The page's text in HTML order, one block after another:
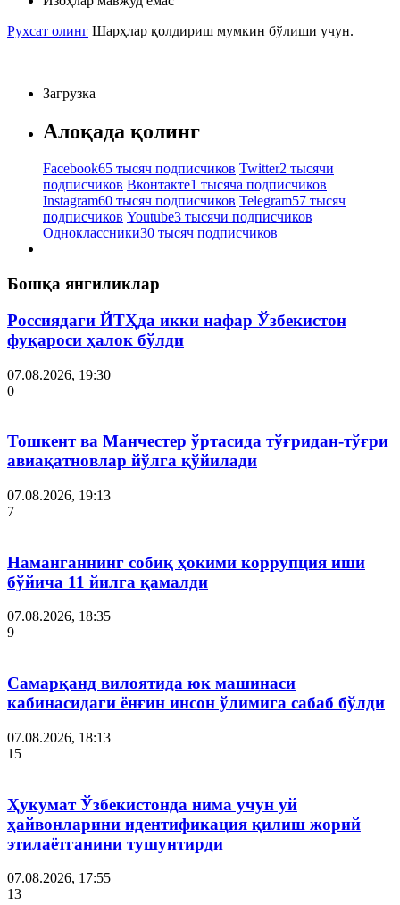
Рухсат олинг Шарҳлар қолдириш мумкин бўлиши учун.
Загрузка
Алоқада қолинг
Facebook65 тысяч подписчиков Twitter2 тысячи
подписчиков Вконтакте1 тысяча подписчиков
Instagram60 тысяч подписчиков Telegram57 тысяч
подписчиков Youtube3 тысячи подписчиков
Одноклассники30 тысяч подписчиков
Бошқа янгиликлар
Россиядаги ЙТҲда икки нафар Ўзбекистон
фуқароси ҳалок бўлди
07.08.2026, 19:30
0
Тошкент ва Манчестер ўртасида тўғридан-тўғри
авиақатновлар йўлга қўйилади
07.08.2026, 19:13
7
Наманганнинг собиқ ҳокими коррупция иши
бўйича 11 йилга қамалди
07.08.2026, 18:35
9
Самарқанд вилоятида юк машинаси
кабинасидаги ёнғин инсон ўлимига сабаб бўлди
07.08.2026, 18:13
15
Ҳукумат Ўзбекистонда нима учун уй
ҳайвонларини идентификация қилиш жорий
этилаётганини тушунтирди
07.08.2026, 17:55
13